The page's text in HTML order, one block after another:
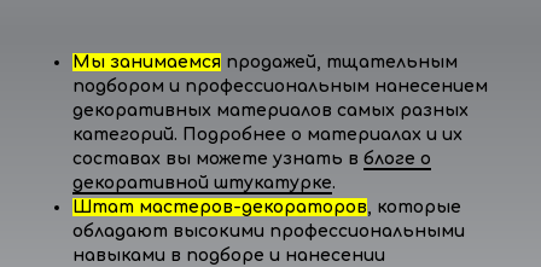
Мы занимаемся продажей, тщательным
подбором и профессиональным нанесением
декоративных материалов самых разных
категорий. Подробнее о материалах и их
составах вы можете узнать в блоге о
декоративной штукатурке.
Штат мастеров-декораторов, которые
обладают высокими профессиональными
навыками в подборе и нанесении